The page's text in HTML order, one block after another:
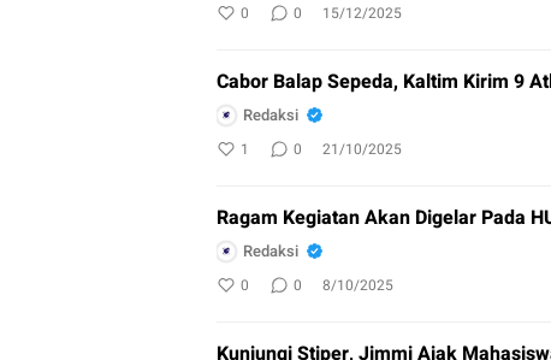
0 0 15/12/2025
Cabor Balap Sepeda, Kaltim Kirim 9
Redaksi
1 0 21/10/2025
Ragam Kegiatan Akan Digelar Pada
Redaksi
0 0 8/10/2025
Kunjungi Stiper, Jimmi Ajak